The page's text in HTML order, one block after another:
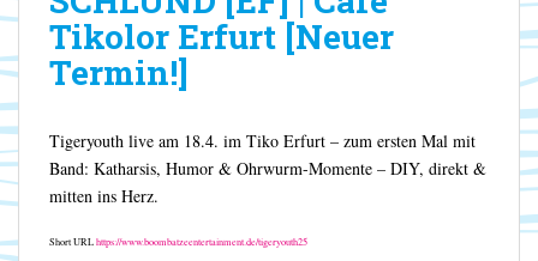
Tikolor Erfurt [Neuer
Termin!]
Tigeryouth live am 18.4. im Tiko Erfurt – zum ersten Mal mit
Band: Katharsis, Humor & Ohrwurm-Momente – DIY, direkt &
mitten ins Herz.
Short URLhttps://www.boombatzeentertainment.de/tigeryouth25